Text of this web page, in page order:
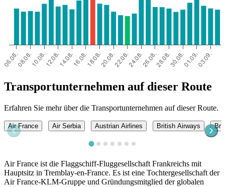
Transportunternehmen auf dieser Route
Erfahren Sie mehr über die Transportunternehmen auf dieser Route.
Air France Air Serbia Austrian Airlines British Airways
Air France ist die Flaggschiff-Fluggesellschaft Frankreichs mit
Hauptsitz in Tremblay-en-France. Es ist eine Tochtergesellschaft der
Air France-KLM-Gruppe und Gründungsmitglied der globalen